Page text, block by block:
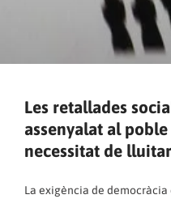
Les retallades
assenyalat al
necessitat de lluitar
La exigència de